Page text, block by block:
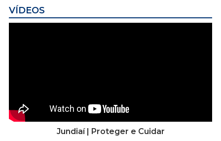
VÍDEOS
Jundiaí | Proteger e Cuidar